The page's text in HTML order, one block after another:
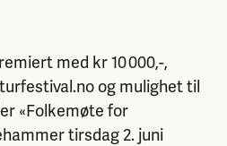
med kr 10 000,-,
og mulighet til
«Folkemøte for
tirsdag 2. juni